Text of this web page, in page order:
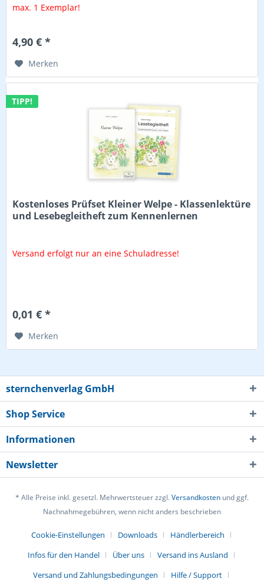
max. 1 Exemplar!
4,90 € *
Merken
TIPP!
Kostenloses Prüfset Kleiner Welpe - Klassenlektüre
und Lesebegleitheft zum Kennenlernen
Versand erfolgt nur an eine Schuladresse!
0,01 € *
Merken
sternchenverlag GmbH
Shop Service
Informationen
Newsletter
* Alle Preise inkl. gesetzl. Mehrwertsteuer zzgl.Versandkosten und ggf.
Nachnahmegebühren, wenn nicht anders beschrieben
Cookie-Einstellungen Downloads
Händlerbereich
Infos für den Handel
Über uns
Versand ins Ausland
Versand und Zahlungsbedingungen
Hilfe / Support